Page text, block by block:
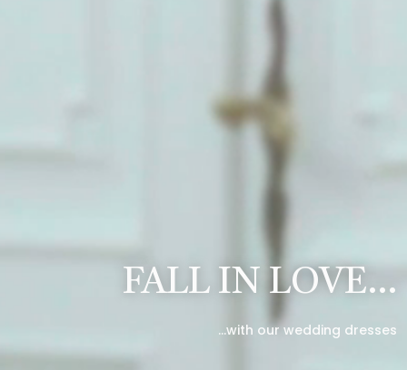
FALL IN LOVE…
…with our wedding dresses